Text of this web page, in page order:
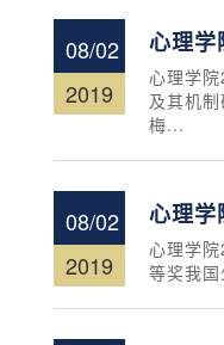
08/02
2019
心理
心理学
及其机
梅...
08/02
2019
心理
心理学
等奖我